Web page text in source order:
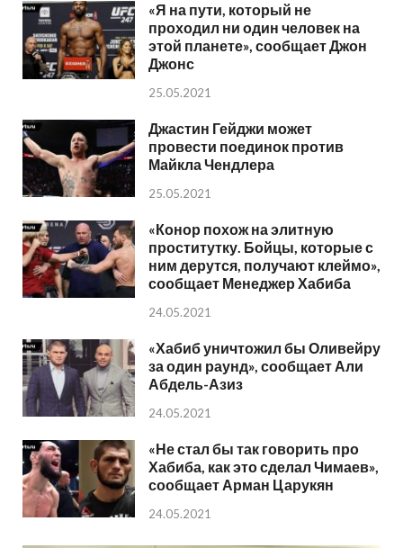
«Я на пути, который не
проходил ни один человек на
этой планете», сообщает Джон
Джонс
25.05.2021
Джастин Гейджи может
провести поединок против
Майкла Чендлера
25.05.2021
«Конор похож на элитную
проститутку. Бойцы, которые с
ним дерутся, получают клеймо»,
сообщает Менеджер Хабиба
24.05.2021
«Хабиб уничтожил бы Оливейру
за один раунд», сообщает Али
Абдель-Азиз
24.05.2021
«Не стал бы так говорить про
Хабиба, как это сделал Чимаев»,
сообщает Арман Царукян
24.05.2021